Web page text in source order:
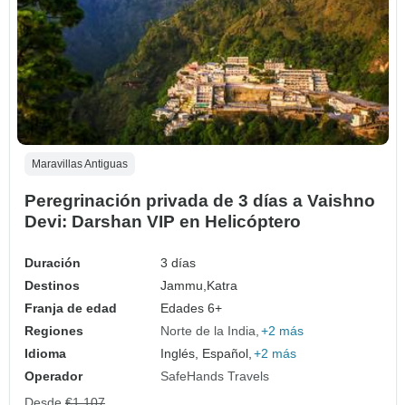
Maravillas Antiguas
Peregrinación privada de 3 días a Vaishno
Devi: Darshan VIP en Helicóptero
Duración
3 días
Destinos
Jammu,Katra
Franja de edad
Edades 6+
Regiones
Norte de la India +2 más
Idioma
Inglés, Español, +2 más
Operador
SafeHands Travels